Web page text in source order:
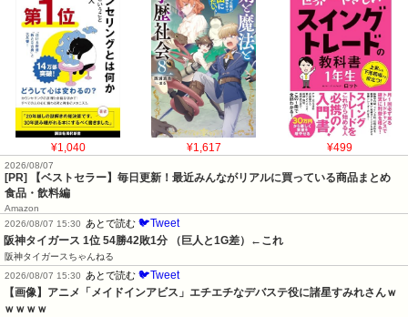
¥1,040 ¥1,617 ¥499
2026/08/07
[PR] 【ベストセラー】毎日更新！最近みんながリアルに買っている商品まとめ
食品・飲料編
Amazon
2026/08/07 15:30
あとで読む 🐦Tweet
阪神タイガース 1位 54勝42敗1分 （巨人と1G差）←これ
阪神タイガースちゃんねる
2026/08/07 15:30
あとで読む 🐦Tweet
【画像】アニメ「メイドインアビス」エチエチなデバステ役に諸星すみれさんｗ
ｗｗｗｗ